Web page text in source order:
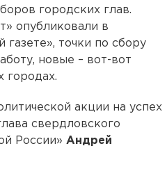
городских глав.
опубликовали в
точки по сбору
новые – вот-вот
городах.
акции на успех
свердловского
России» Андрей